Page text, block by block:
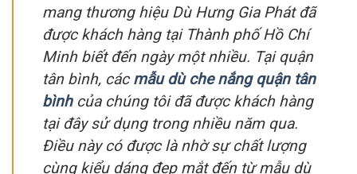
mang thương hiệu Dù Hưng Gia Phát đã
được khách hàng tại Thành phố Hồ Chí
Minh biết đến ngày một nhiều. Tại quận
tân bình, cácmẫu dù che nắng quận tân
bìnhcủa chúng tôi đã được khách hàng
tại đây sử dụng trong nhiều năm qua.
Điều này có được là nhờ sự chất lượng
cùng kiểu dáng đẹp mắt đến từ mẫu dù